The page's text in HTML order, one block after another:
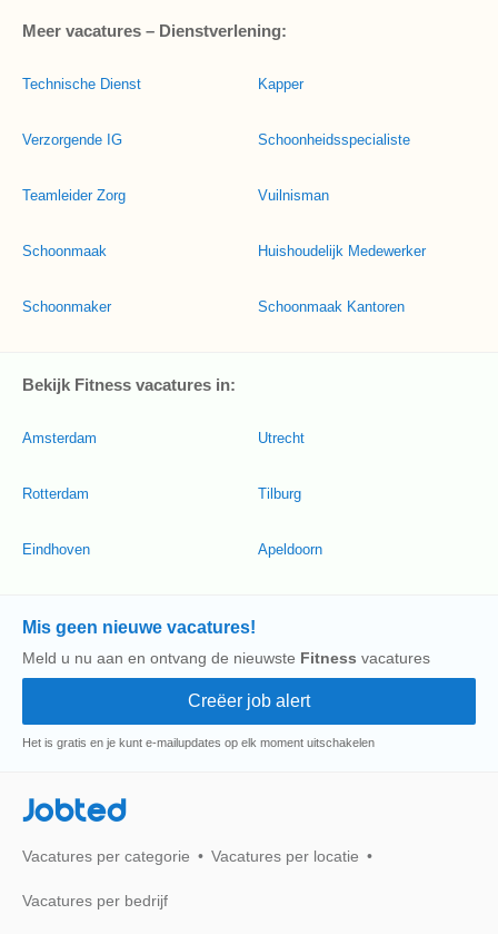
Meer vacatures – Dienstverlening:
Technische Dienst
Verzorgende IG
Teamleider Zorg
Schoonmaak
Schoonmaker
Kapper
Schoonheidsspecialiste
Vuilnisman
Huishoudelijk Medewerker
Schoonmaak Kantoren
Bekijk Fitness vacatures in:
Amsterdam
Rotterdam
Eindhoven
Utrecht
Tilburg
Apeldoorn
Mis geen nieuwe vacatures!
Meld u nu aan en ontvang de nieuwste Fitness vacatures
Het is gratis en je kunt e-mailupdates op elk moment uitschakelen
Jobted
Vacatures per categorie Vacatures per locatie
Vacatures per bedrijf